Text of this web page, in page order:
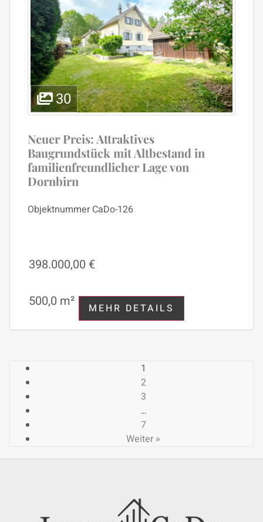
30
Neuer Preis: Attraktives
Baugrundstück mit Altbestand in
familienfreundlicher Lage von
Dornbirn
ObjektnummerCaDo-126
398.000,00 €
500,0 m² MEHR DETAILS
1
2
3
…
7
Weiter »